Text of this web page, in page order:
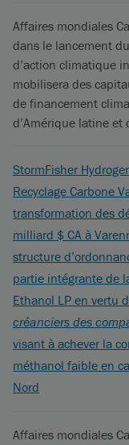
Affaires mondiales
dans le lancement
d’action climatique
mobilisera des
de financement
d’Amérique latine et
StormFisher
Recyclage Carbone
transformation des
milliard $ CA à
structure
partie intégrante de
Ethanol LP en vertu
créanciers des
visant à achever la
méthanol faible en
Nord
Affaires mondiales